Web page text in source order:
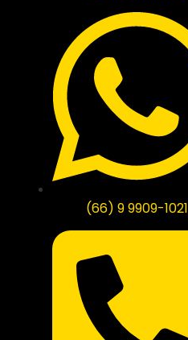
(66) 9 9909-1021